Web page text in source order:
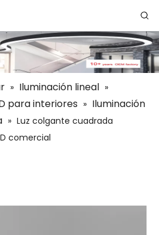
» Iluminación lineal »
para interiores » Iluminación
» Luz colgante cuadrada
comercial